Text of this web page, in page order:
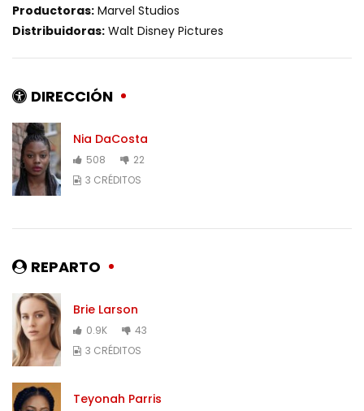
Productoras: Marvel Studios
Distribuidoras: Walt Disney Pictures
DIRECCIÓN
Nia DaCosta
508
22
3 CRÉDITOS
REPARTO
Brie Larson
0.9K
43
3 CRÉDITOS
Teyonah Parris